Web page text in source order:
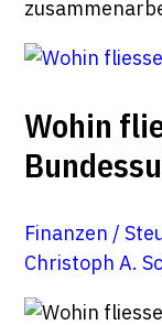
Wohin
Finanzen /
Christoph A.